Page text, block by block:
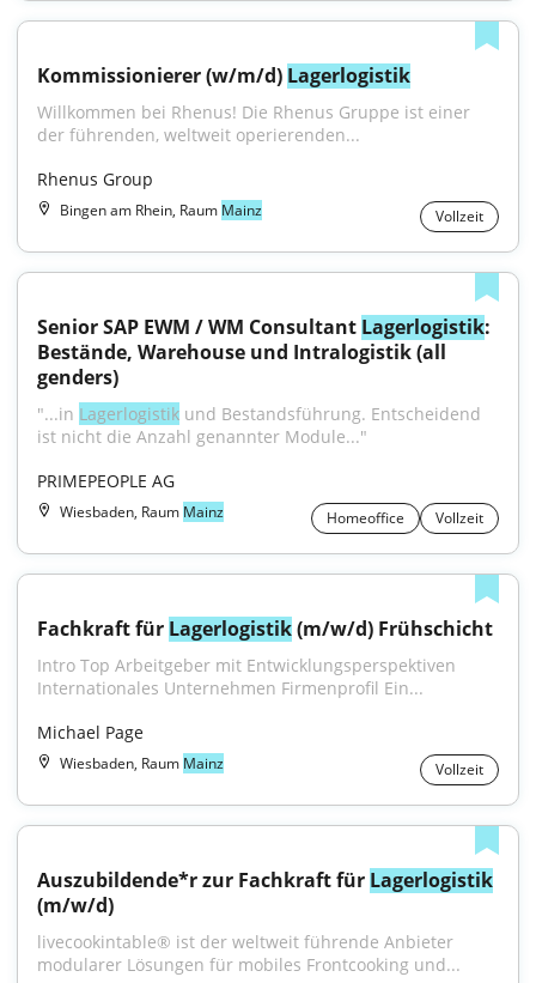
Kommissionierer (w/m/d) Lagerlogistik
Willkommen bei Rhenus! Die Rhenus Gruppe ist einer
der führenden, weltweit operierenden...
Rhenus Group
Bingen am Rhein, Raum Mainz Vollzeit
Senior SAP EWM / WM Consultant Lagerlogistik:
Bestände, Warehouse und Intralogistik (all
genders)
"...in Lagerlogistik und Bestandsführung. Entscheidend
ist nicht die Anzahl genannter Module..."
PRIMEPEOPLE AG
Wiesbaden, Raum Mainz Homeoffice Vollzeit
Fachkraft für Lagerlogistik (m/w/d) Frühschicht
Intro Top Arbeitgeber mit Entwicklungsperspektiven
Internationales Unternehmen Firmenprofil Ein...
Michael Page
Wiesbaden, Raum Mainz Vollzeit
Auszubildende*r zur Fachkraft für Lagerlogistik
(m/w/d)
livecookintable® ist der weltweit führende Anbieter
modularer Lösungen für mobiles Frontcooking und...